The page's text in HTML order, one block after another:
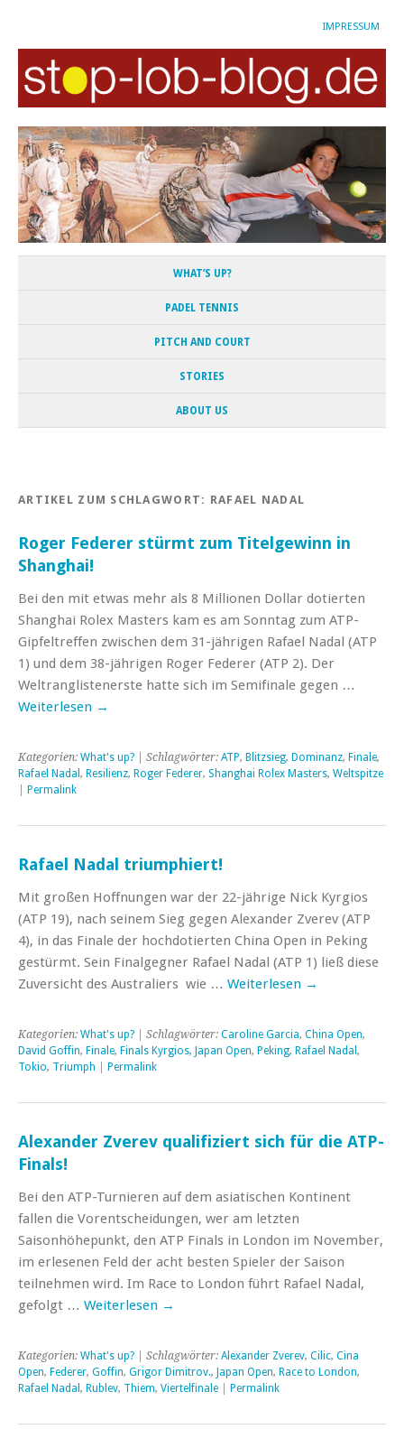
IMPRESSUM
WHAT’S UP?
PADEL TENNIS
PITCH AND COURT
STORIES
ABOUT US
ARTIKEL ZUM SCHLAGWORT: RAFAEL NADAL
Roger Federer stürmt zum Titelgewinn in
Shanghai!
Bei den mit etwas mehr als 8 Millionen Dollar dotierten
Shanghai Rolex Masters kam es am Sonntag zum ATP-
Gipfeltreffen zwischen dem 31-jährigen Rafael Nadal (ATP
1) und dem 38-jährigen Roger Federer (ATP 2). Der
Weltranglistenerste hatte sich im Semifinale gegen …
Weiterlesen →
Kategorien: What's up? | Schlagwörter: ATP, Blitzsieg, Dominanz, Finale,
Rafael Nadal , Resilienz, Roger Federer, Shanghai Rolex Masters, Weltspitze
Permalink
Rafael Nadal triumphiert!
Mit großen Hoffnungen war der 22-jährige Nick Kyrgios
(ATP 19), nach seinem Sieg gegen Alexander Zverev (ATP
4), in das Finale der hochdotierten China Open in Peking
gestürmt. Sein Finalgegner Rafael Nadal (ATP 1) ließ diese
Zuversicht des Australiers wie … Weiterlesen →
Kategorien: What's up? | Schlagwörter: Caroline Garcia, China Open,
David Goffin, Finale, Finals Kyrgios, Japan Open, Peking, Rafael Nadal ,
Tokio, Triumph Permalink
Alexander Zverev qualifiziert sich für die ATP-
Finals!
Bei den ATP-Turnieren auf dem asiatischen Kontinent
fallen die Vorentscheidungen, wer am letzten
Saisonhöhepunkt, den ATP Finals in London im November,
im erlesenen Feld der acht besten Spieler der Saison
teilnehmen wird. Im Race to London führt Rafael Nadal,
gefolgt … Weiterlesen →
Kategorien: What's up? | Schlagwörter: Alexander Zverev, Cilic, Cina
Open, Federer, Goffin, Grigor Dimitrov., Japan Open, Race to London,
Rafael Nadal , Rublev, Thiem, Viertelfinale Permalink